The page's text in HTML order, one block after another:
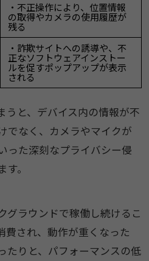
・不正操作により、位置情報
の取得やカメラの使用履歴が
残る
・詐欺サイトへの誘導や、不
正なソフトウェアインストー
ルを促すポップアップが表示
される
うと、デバイス内の情報が不
でなく、カメラやマイクが
った深刻なプライバシー侵
。
グラウンドで稼働し続けるこ
費され、動作が重くなった
たりと、パフォーマンスの低